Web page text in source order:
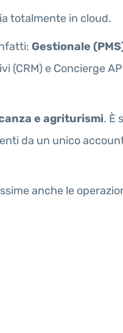
totalmente in cloud.
Gestionale
(CRM) e Concierge
e agriturismi. È
da un unico
anche le